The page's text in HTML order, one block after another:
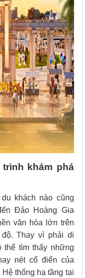
trình khám phá
khách nào cũng
Đảo Hoàng Gia
văn hóa lớn trên
Thay vì phải di
thể tìm thấy những
nét cổ điển của
thống hạ tầng tại